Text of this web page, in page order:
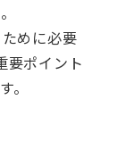
めに必要
要ポイント
。